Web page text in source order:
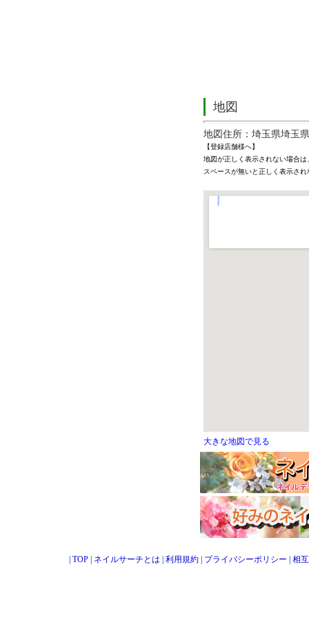
地図
地図住所：埼玉県埼玉
【登録店舗様へ】
地図が正しく表示されない場合
スペースが無いと正しく表示さ
大きな地図で見る
TOP ネイルサーチとは 利用規約 プライバシーポリシー 相